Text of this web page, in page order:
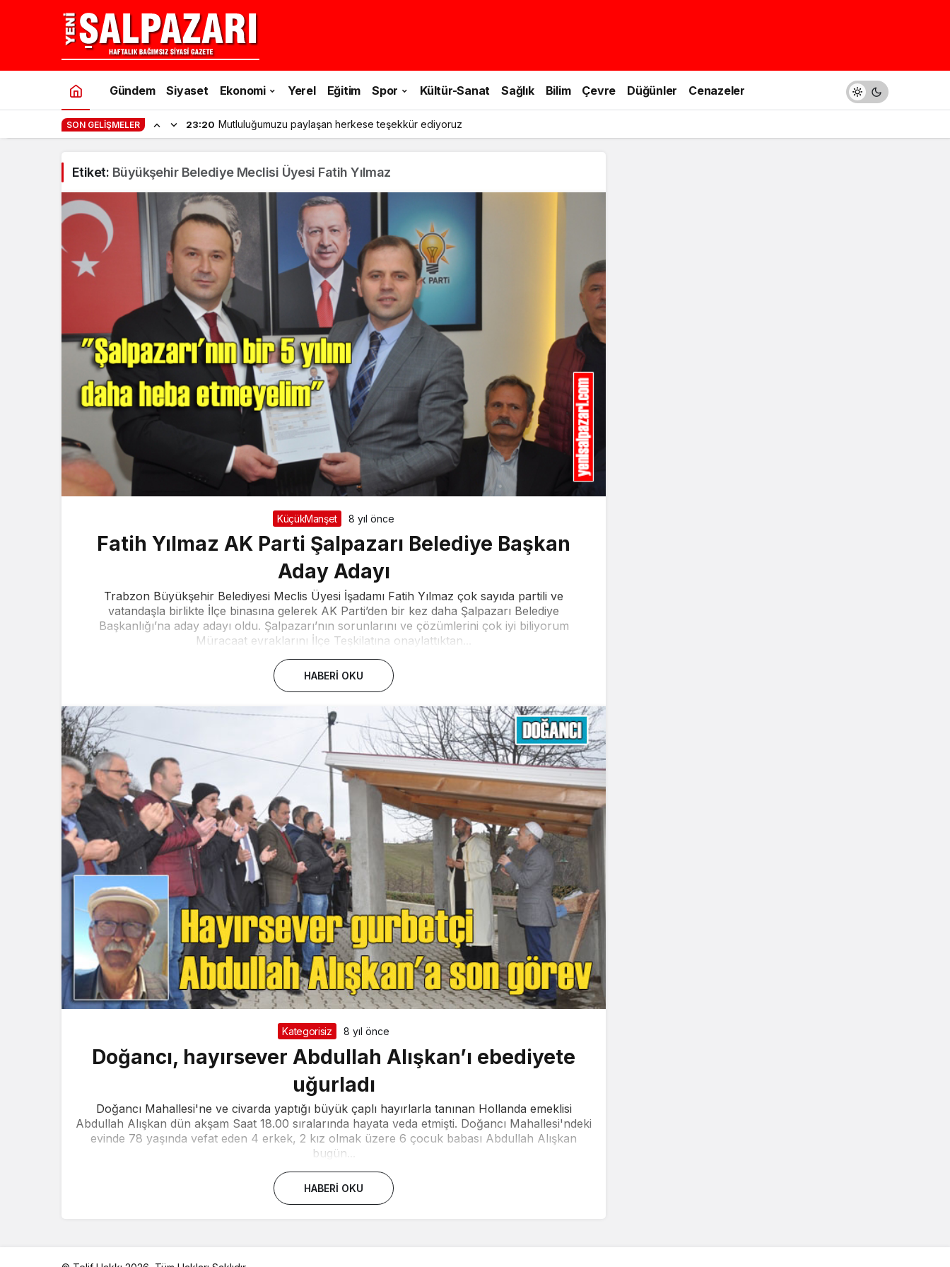
Gündem Siyaset Ekonomi Yerel Eğitim Spor Kültür-Sanat Sağlık Bilim Çevre Düğünler Cenazeler
SON GELIŞMELER 23:20 Mutluluğumuzu paylaşan herkese teşekkür ediyoruz
Etiket: Büyükşehir Belediye Meclisi Üyesi Fatih Yılmaz
KüçükManşet 8 yıl önce
Fatih Yılmaz AK Parti Şalpazarı Belediye Başkan
Aday Adayı
Trabzon Büyükşehir Belediyesi Meclis Üyesi İşadamı Fatih Yılmaz çok sayıda partili ve
vatandaşla birlikte İlçe binasına gelerek AK Parti’den bir kez daha Şalpazarı Belediye
Başkanlığı’na aday adayı oldu. Şalpazarı’nın sorunlarını ve çözümlerini çok iyi biliyorum
Müracaat evraklarını İlçe Teşkilatına onaylattıktan...
HABERI OKU
Kategorisiz 8 yıl önce
Doğancı, hayırsever Abdullah Alışkan’ı ebediyete
uğurladı
Doğancı Mahallesi'ne ve civarda yaptığı büyük çaplı hayırlarla tanınan Hollanda emeklisi
Abdullah Alışkan dün akşam Saat 18.00 sıralarında hayata veda etmişti. Doğancı Mahallesi'ndeki
evinde 78 yaşında vefat eden 4 erkek, 2 kız olmak üzere 6 çocuk babası Abdullah Alışkan
bugün...
HABERI OKU